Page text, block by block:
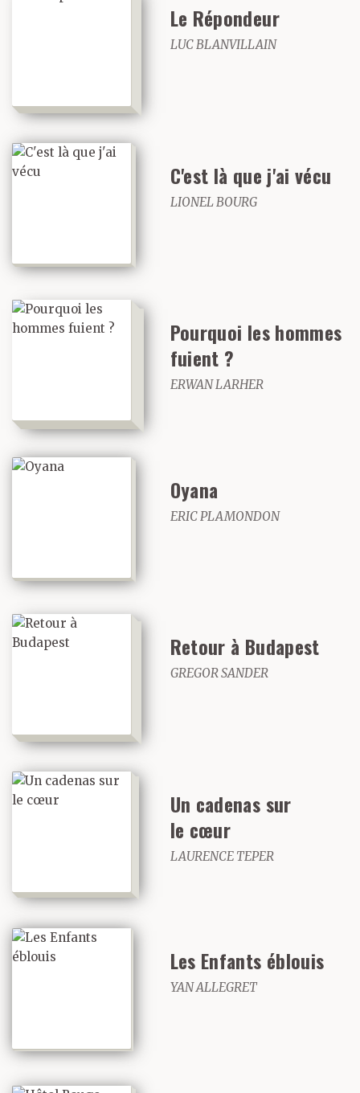
Le Répondeur
LUC BLANVILLAIN
C'est là que j'ai vécu
LIONEL BOURG
Pourquoi les hommes
fuient ?
ERWAN LARHER
Oyana
ERIC PLAMONDON
Retour à Budapest
GREGOR SANDER
Un cadenas sur
le cœur
LAURENCE TEPER
Les Enfants éblouis
YAN ALLEGRET